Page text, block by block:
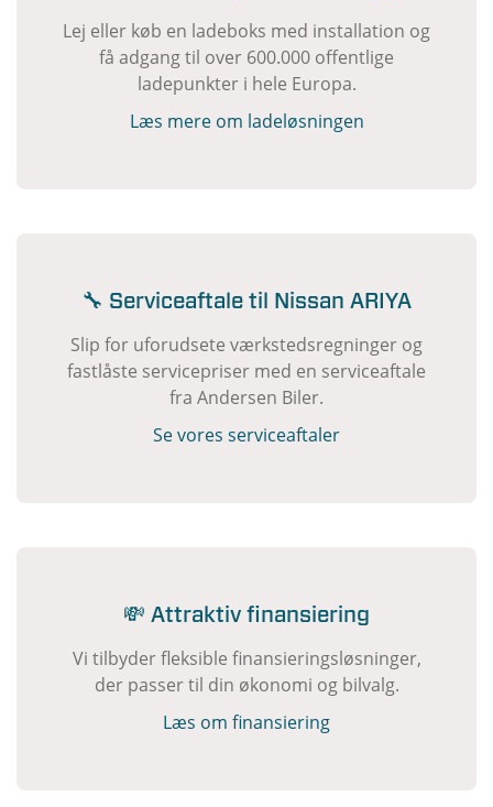
Lej eller køb en ladeboks med installation og
få adgang til over 600.000 offentlige
ladepunkter i hele Europa.
Læs mere om ladeløsningen
🔧 Serviceaftale til Nissan ARIYA
Slip for uforudsete værkstedsregninger og
fastlåste servicepriser med en serviceaftale
fra Andersen Biler.
Se vores serviceaftaler
💸 Attraktiv finansiering
Vi tilbyder fleksible finansieringsløsninger,
der passer til din økonomi og bilvalg.
Læs om finansiering